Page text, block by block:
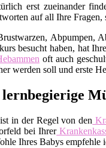
erst zueinander
auf all Ihre
besucht haben, hat Ihre
oft auch
werden soll und erste
in der Regel von den
bei Ihrer
Ihres Babys